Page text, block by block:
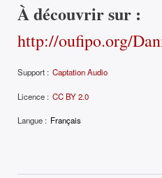
À découvrir sur :
http://oufipo.org/
Support : Captation Audio
Licence : CC BY 2.0
Langue : Français